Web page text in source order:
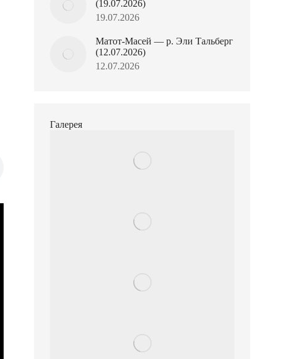
(19.07.2026)
19.07.2026
Матот-Масей — р. Эли Тальберг
(12.07.2026)
12.07.2026
Галерея